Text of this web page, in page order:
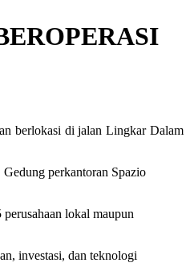
berlokasi di jalan Lingkar Dalam
perkantoran Spazio
lokal maupun
investasi, dan teknologi